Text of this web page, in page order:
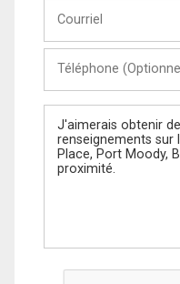
(Optionnel)
Message